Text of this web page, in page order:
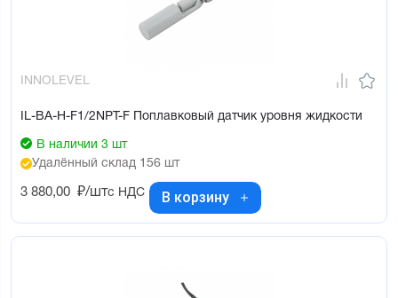
INNOLEVEL
IL-BA-H-F1/2NPT-F Поплавковый датчик уровня жидкости
В наличии 3 шт
Удалённый склад 156 шт
3 880,00 ₽/штс НДС В корзину